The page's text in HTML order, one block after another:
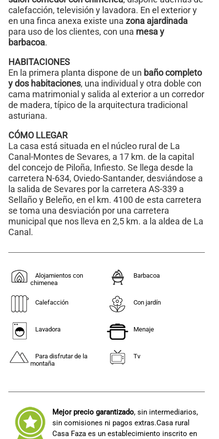
calefacción, televisión y lavadora. En el exterior y
en una finca anexa existe una zona ajardinada
para uso de los clientes, con una mesa y
barbacoa.
HABITACIONES
En la primera planta dispone de un baño completo
y dos habitaciones, una individual y otra doble con
cama matrimonial y salida al exterior a un corredor
de madera, típico de la arquitectura tradicional
asturiana.
CÓMO LLEGAR
La casa está situada en el núcleo rural de La
Canal-Montes de Sevares, a 17 km. de la capital
del concejo de Piloña, Infiesto. Se llega desde la
carretera N-634, Oviedo-Santander, desviándose a
la salida de Sevares por la carretera AS-339 a
Sellaño y Beleño, en el km. 4100 de esta carretera
se toma una desviación por una carretera
municipal que nos lleva en 2,5 km. a la aldea de La
Canal.
Alojamientos con
chimenea
Barbacoa
Calefacción Con jardín
Lavadora Menaje
Para disfrutar de la
montaña
Tv
Mejor precio garantizado, sin intermediarios,
sin comisiones ni pagos extras.Casa rural
Casa Faza es un establecimiento inscrito en